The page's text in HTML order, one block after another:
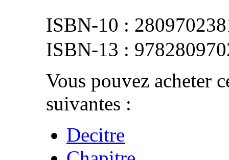
Vous pouvez acheter
suivantes :
Decitre